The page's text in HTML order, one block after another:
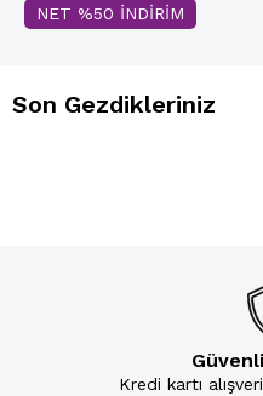
NET %50 İNDİRİM
Son Gezdikleriniz
Kredi kartı